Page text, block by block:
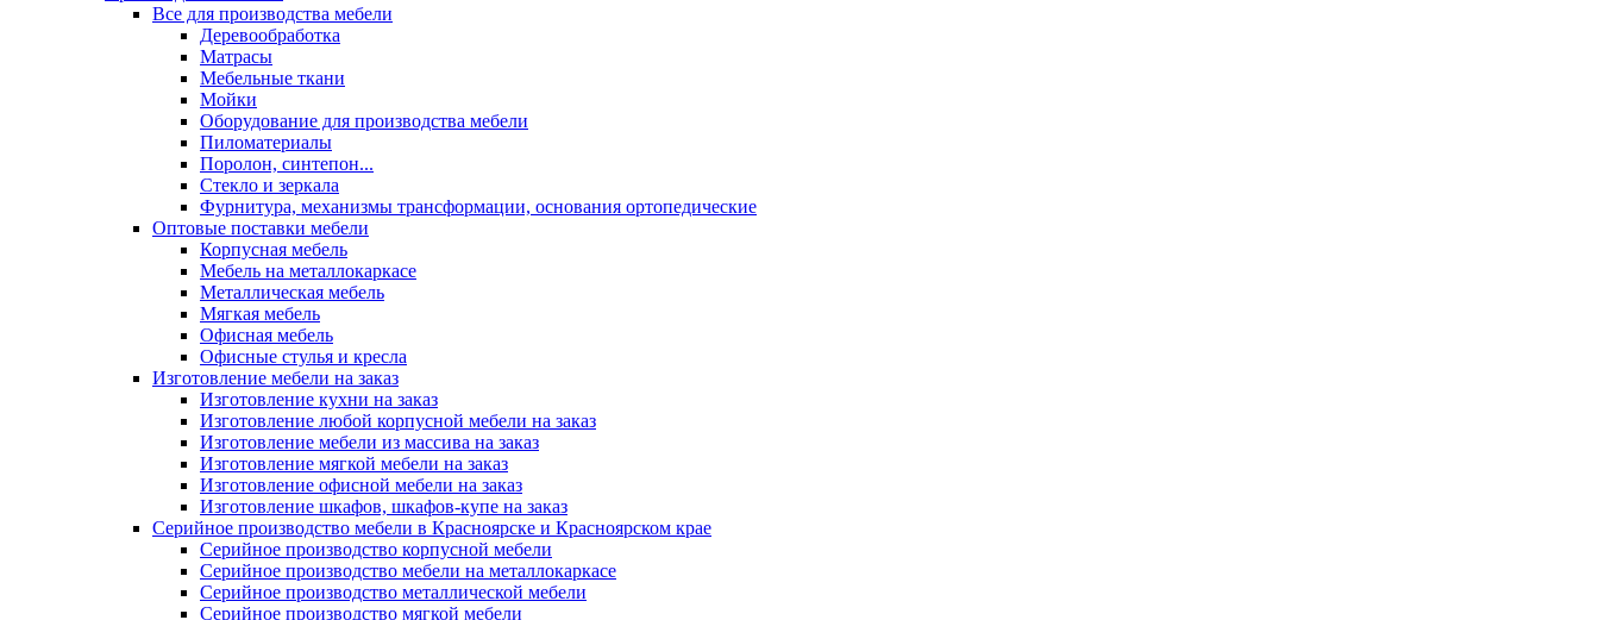
Все для производства мебели
Деревообработка
Матрасы
Мебельные ткани
Мойки
Оборудование для производства мебели
Пиломатериалы
Поролон, синтепон...
Стекло и зеркала
Фурнитура, механизмы трансформации, основания ортопедические
Оптовые поставки мебели
Корпусная мебель
Мебель на металлокаркасе
Металлическая мебель
Мягкая мебель
Офисная мебель
Офисные стулья и кресла
Изготовление мебели на заказ
Изготовление кухни на заказ
Изготовление любой корпусной мебели на заказ
Изготовление мебели из массива на заказ
Изготовление мягкой мебели на заказ
Изготовление офисной мебели на заказ
Изготовление шкафов, шкафов-купе на заказ
Серийное производство мебели в Красноярске и Красноярском крае
Серийное производство корпусной мебели
Серийное производство мебели на металлокаркасе
Серийное производство металлической мебели
Серийное производство мягкой мебели